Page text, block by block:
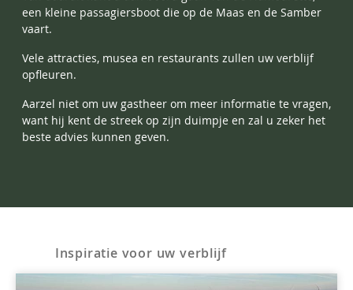
een kleine passagiersboot die op de Maas en de Samber
vaart.
Vele attracties, musea en restaurants zullen uw verblijf
opfleuren.
Aarzel niet om uw gastheer om meer informatie te vragen,
want hij kent de streek op zijn duimpje en zal u zeker het
beste advies kunnen geven.
Inspiratie voor uw verblijf